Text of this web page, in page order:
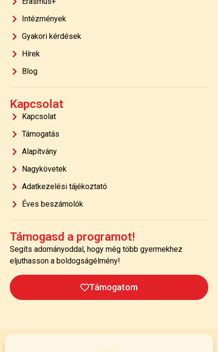
Intézmények
Gyakori kérdések
Hírek
Blog
Kapcsolat
Kapcsolat
Támogatás
Alapítvány
Nagykövetek
Adatkezelési tájékoztató
Éves beszámolók
Támogasd a programot!
Segíts adományoddal, hogy még több gyermekhez
eljuthasson a boldogságélmény!
Támogatom